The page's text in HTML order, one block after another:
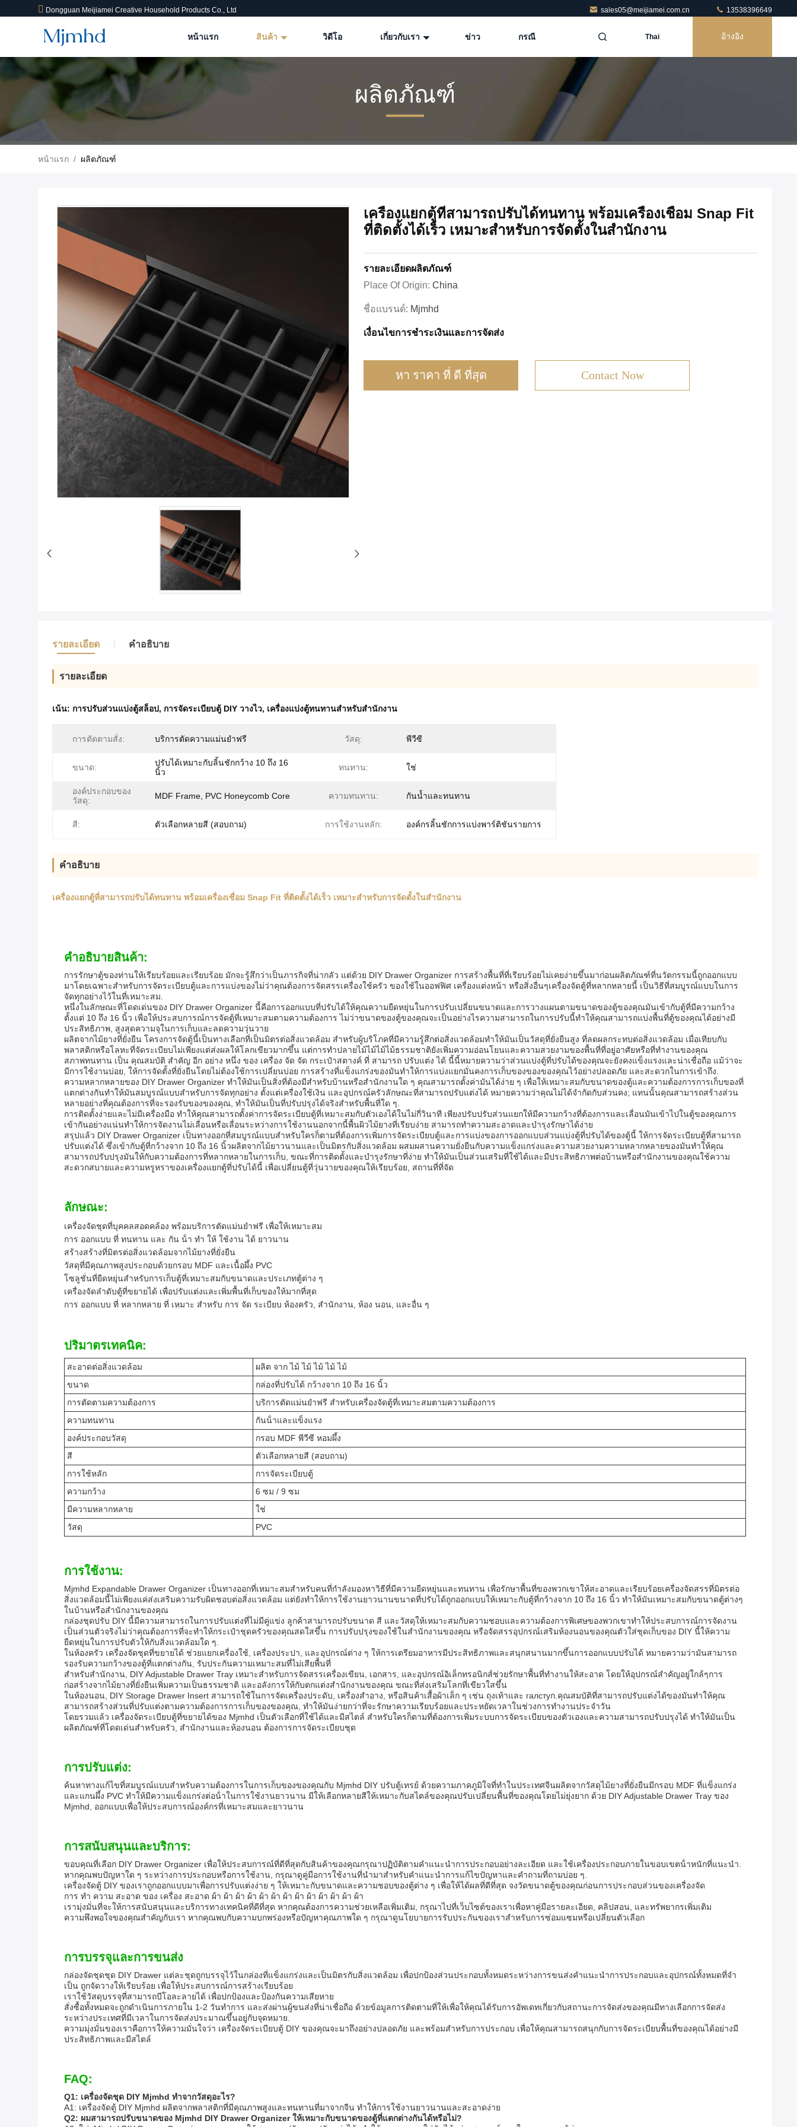
Dongguan Meijiamei Creative Household Products Co., Ltd sales05@meijiamei.com.cn 13538396649
หน้าแรก สินค้า วิดีโอ เกี่ยวกับเรา ข่าว กรณี Thai อ้างอิง
ผลิตภัณฑ์
หน้าแรก / ผลิตภัณฑ์
เครื่องแยกตู้ที่สามารถปรับได้ทนทาน พร้อมเครื่องเชื่อม Snap Fit
ที่ติดตั้งได้เร็ว เหมาะสําหรับการจัดตั้งในสํานักงาน
รายละเอียดผลิตภัณฑ์
Place Of Origin: China
ชื่อแบรนด์: Mjmhd
เงื่อนไขการชําระเงินและการจัดส่ง
หา ราคา ที่ ดี ที่สุด Contact Now
รายละเอียด คําอธิบาย
รายละเอียด
เน้น: การปรับส่วนแบ่งตู้สล็อป, การจัดระเบียบตู้ DIY วางไว, เครื่องแบ่งตู้ทนทานสําหรับสํานักงาน
การตัดตามสั่ง: บริการตัดความแม่นยำฟรี วัสดุ: พีวีซี
ขนาด:
ปรับได้เหมาะกับลิ้นชักกว้าง 10 ถึง 16
นิ้ว
ทนทาน: ใช่
องค์ประกอบของ
วัสดุ:
MDF Frame, PVC Honeycomb Core ความทนทาน: กันน้ำและทนทาน
สี: ตัวเลือกหลายสี (สอบถาม) การใช้งานหลัก: องค์กรลิ้นชักการแบ่งพาร์ติชันรายการ
คําอธิบาย
เครื่องแยกตู้ที่สามารถปรับได้ทนทาน พร้อมเครื่องเชื่อม Snap Fit ที่ติดตั้งได้เร็ว เหมาะสําหรับการจัดตั้งในสํานักงาน
คําอธิบายสินค้า:
การรักษาตู้ของท่านให้เรียบร้อยและเรียบร้อย มักจะรู้สึกว่าเป็นภารกิจที่น่ากลัว แต่ด้วย DIY Drawer Organizer การสร้างพื้นที่ที่เรียบร้อยไม่เคยง่ายขึ้นมาก่อนผลิตภัณฑ์ที่นวัตกรรมนี้ถูกออกแบบ
มาโดยเฉพาะสําหรับการจัดระเบียบตู้และการแบ่งของไม่ว่าคุณต้องการจัดสรรเครื่องใช้ครัว ของใช้ในออฟฟิศ เครื่องแต่งหน้า หรือสิ่งอื่นๆเครื่องจัดตู้ที่หลากหลายนี้ เป็นวิธีที่สมบูรณ์แบบในการ
จัดทุกอย่างไว้ในที่เหมาะสม.
หนึ่งในลักษณะที่โดดเด่นของ DIY Drawer Organizer นี้คือการออกแบบที่ปรับได้ให้คุณความยืดหยุ่นในการปรับเปลี่ยนขนาดและการวางแผนตามขนาดของตู้ของคุณมันเข้ากับตู้ที่มีความกว้าง
ตั้งแต่ 10 ถึง 16 นิ้ว เพื่อให้ประสบการณ์การจัดตู้ที่เหมาะสมตามความต้องการ ไม่ว่าขนาดของตู้ของคุณจะเป็นอย่างไรความสามารถในการปรับนี้ทําให้คุณสามารถแบ่งพื้นที่ตู้ของคุณได้อย่างมี
ประสิทธิภาพ, สูงสุดความจุในการเก็บและลดความวุ่นวาย
ผลิตจากไม้ยางที่ยั่งยืน โครงการจัดตู้นี้เป็นทางเลือกที่เป็นมิตรต่อสิ่งแวดล้อม สําหรับผู้บริโภคที่มีความรู้สึกต่อสิ่งแวดล้อมทําให้มันเป็นวัสดุที่ยั่งยืนสูง ที่ลดผลกระทบต่อสิ่งแวดล้อม เมื่อเทียบกับ
พลาสติกหรือโลหะที่จัดระเบียบไม่เพียงแต่ส่งผลให้โลกเขียวมากขึ้น แต่การทําปลายไม้ไม้ไม้ไม้ธรรมชาติยังเพิ่มความอ่อนโยนและความสวยงามของพื้นที่ที่อยู่อาศัยหรือที่ทํางานของคุณ
สภาพทนทาน เป็น คุณสมบัติ สําคัญ อีก อย่าง หนึ่ง ของ เครื่อง จัด จัด กระเป๋าสตางค์ ที่ สามารถ ปรับแต่ง ได้ นี้นี้หมายความว่าส่วนแบ่งตู้ที่ปรับได้ของคุณจะยังคงแข็งแรงและน่าเชื่อถือ แม้ว่าจะ
มีการใช้งานบ่อย, ให้การจัดตั้งที่ยั่งยืนโดยไม่ต้องใช้การเปลี่ยนบ่อย การสร้างที่แข็งแกร่งของมันทําให้การแบ่งแยกมั่นคงการเก็บของของของคุณไว้อย่างปลอดภัย และสะดวกในการเข้าถึง.
ความหลากหลายของ DIY Drawer Organizer ทําให้มันเป็นสิ่งที่ต้องมีสําหรับบ้านหรือสํานักงานใด ๆ คุณสามารถตั้งค่ามันได้ง่าย ๆ เพื่อให้เหมาะสมกับขนาดของตู้และความต้องการการเก็บของที่
แตกต่างกันทําให้มันสมบูรณ์แบบสําหรับการจัดทุกอย่าง ตั้งแต่เครื่องใช้เงิน และอุปกรณ์ครัวลักษณะที่สามารถปรับแต่งได้ หมายความว่าคุณไม่ได้จํากัดกับส่วนคง; แทนนั้นคุณสามารถสร้างส่วน
หลายอย่างที่คุณต้องการที่จะรองรับของของคุณ, ทําให้มันเป็นที่ปรับปรุงได้จริงสําหรับพื้นที่ใด ๆ.
การติดตั้งง่ายและไม่มีเครื่องมือ ทําให้คุณสามารถตั้งค่าการจัดระเบียบตู้ที่เหมาะสมกับตัวเองได้ในไม่กี่วินาที เพียงปรับปรับส่วนแยกให้มีความกว้างที่ต้องการและเลื่อนมันเข้าไปในตู้ของคุณการ
เข้ากันอย่างแน่นทําให้การจัดงานไม่เลื่อนหรือเลื่อนระหว่างการใช้งานนอกจากนี้พื้นผิวไม้ยางที่เรียบง่าย สามารถทําความสะอาดและบํารุงรักษาได้ง่าย
สรุปแล้ว DIY Drawer Organizer เป็นทางออกที่สมบูรณ์แบบสําหรับใครก็ตามที่ต้องการเพิ่มการจัดระเบียบตู้และการแบ่งของการออกแบบส่วนแบ่งตู้ที่ปรับได้ของตู้นี้ ให้การจัดระเบียบตู้ที่สามารถ
ปรับแต่งได้ ซึ่งเข้ากับตู้ที่กว้างจาก 10 ถึง 16 นิ้วผลิตจากไม้ยาวนานและเป็นมิตรกับสิ่งแวดล้อม ผสมผสานความยั่งยืนกับความแข็งแกร่งและความสวยงามความหลากหลายของมันทําให้คุณ
สามารถปรับปรุงมันให้กับความต้องการที่หลากหลายในการเก็บ, ขณะที่การติดตั้งและบํารุงรักษาที่ง่าย ทําให้มันเป็นส่วนเสริมที่ใช้ได้และมีประสิทธิภาพต่อบ้านหรือสํานักงานของคุณใช้ความ
สะดวกสบายและความหรูหราของเครื่องแยกตู้ที่ปรับได้นี้ เพื่อเปลี่ยนตู้ที่วุ่นวายของคุณให้เรียบร้อย, สถานที่ที่จัด
ลักษณะ:
เครื่องจัดชุดที่บุคคลสอดคล้อง พร้อมบริการตัดแม่นยําฟรี เพื่อให้เหมาะสม
การ ออกแบบ ที่ ทนทาน และ กัน น้ํา ทํา ให้ ใช้งาน ได้ ยาวนาน
สร้างสร้างที่มิตรต่อสิ่งแวดล้อมจากไม้ยางที่ยั่งยืน
วัสดุที่มีคุณภาพสูงประกอบด้วยกรอบ MDF และเนื้อผึ้ง PVC
โซลูชั่นที่ยืดหยุ่นสําหรับการเก็บตู้ที่เหมาะสมกับขนาดและประเภทตู้ต่าง ๆ
เครื่องจัดลําดับตู้ที่ขยายได้ เพื่อปรับแต่งและเพิ่มพื้นที่เก็บของให้มากที่สุด
การ ออกแบบ ที่ หลากหลาย ที่ เหมาะ สําหรับ การ จัด ระเบียบ ห้องครัว, สํานักงาน, ห้อง นอน, และอื่น ๆ
ปริมาตรเทคนิค:
สะอาดต่อสิ่งแวดล้อม
ผลิต จาก ไม้ ไม้ ไม้ ไม้ ไม้
ขนาด
กล่องที่ปรับได้ กว้างจาก 10 ถึง 16 นิ้ว
การตัดตามความต้องการ
บริการตัดแม่นยําฟรี สําหรับเครื่องจัดตู้ที่เหมาะสมตามความต้องการ
ความทนทาน
กันน้ําและแข็งแรง
องค์ประกอบวัสดุ
กรอบ MDF พีวีซี หอมผึ้ง
สี
ตัวเลือกหลายสี (สอบถาม)
การใช้หลัก
การจัดระเบียบตู้
ความกว้าง
6 ซม / 9 ซม
มีความหลากหลาย
ใช่
วัสดุ
PVC
การใช้งาน:
Mjmhd Expandable Drawer Organizer เป็นทางออกที่เหมาะสมสําหรับคนที่กําลังมองหาวิธีที่มีความยืดหยุ่นและทนทาน เพื่อรักษาพื้นที่ของพวกเขาให้สะอาดและเรียบร้อยเครื่องจัดสรรที่มิตรต่อ
สิ่งแวดล้อมนี้ไม่เพียงแค่ส่งเสริมความรับผิดชอบต่อสิ่งแวดล้อม แต่ยังทําให้การใช้งานยาวนานขนาดที่ปรับได้ถูกออกแบบให้เหมาะกับตู้ที่กว้างจาก 10 ถึง 16 นิ้ว ทําให้มันเหมาะสมกับขนาดตู้ต่างๆ
ในบ้านหรือสํานักงานของคุณ
กล่องชุดปรับ DIY นี้มีความสามารถในการปรับแต่งที่ไม่มีคู่แข่ง ลูกค้าสามารถปรับขนาด สี และวัสดุให้เหมาะสมกับความชอบและความต้องการพิเศษของพวกเขาทําให้ประสบการณ์การจัดงาน
เป็นส่วนตัวจริงไม่ว่าคุณต้องการที่จะทําให้กระเป๋าชุดครัวของคุณสดใสขึ้น การปรับปรุงของใช้ในสํานักงานของคุณ หรือจัดสรรอุปกรณ์เสริมห้องนอนของคุณตัวใส่ชุดเก็บของ DIY นี้ให้ความ
ยืดหยุ่นในการปรับตัวให้กับสิ่งแวดล้อมใด ๆ.
ในห้องครัว เครื่องจัดชุดที่ขยายได้ ช่วยแยกเครื่องใช้, เครื่องประปา, และอุปกรณ์ต่าง ๆ ให้การเตรียมอาหารมีประสิทธิภาพและสนุกสนานมากขึ้นการออกแบบปรับได้ หมายความว่ามันสามารถ
รองรับความกว้างของตู้ที่แตกต่างกัน, รับประกันความเหมาะสมที่ไม่เสียพื้นที่
สําหรับสํานักงาน, DIY Adjustable Drawer Tray เหมาะสําหรับการจัดสรรเครื่องเขียน, เอกสาร, และอุปกรณ์อิเล็กทรอนิกส์ช่วยรักษาพื้นที่ทํางานให้สะอาด โดยให้อุปกรณ์สําคัญอยู่ใกล้ๆการ
ก่อสร้างจากไม้ยางที่ยั่งยืนเพิ่มความเป็นธรรมชาติ และอลังการให้กับตกแต่งสํานักงานของคุณ ขณะที่ส่งเสริมโลกที่เขียวใสขึ้น
ในห้องนอน, DIY Storage Drawer Insert สามารถใช้ในการจัดเครื่องประดับ, เครื่องสําอาง, หรือสินค้าเสื้อผ้าเล็ก ๆ เช่น ถุงเท้าและ галстуก.คุณสมบัติที่สามารถปรับแต่งได้ของมันทําให้คุณ
สามารถสร้างส่วนที่ปรับแต่งตามความต้องการการเก็บของของคุณ, ทําให้มันง่ายกว่าที่จะรักษาความเรียบร้อยและประหยัดเวลาในช่วงการทํางานประจําวัน
โดยรวมแล้ว เครื่องจัดระเบียบตู้ที่ขยายได้ของ Mjmhd เป็นตัวเลือกที่ใช้ได้และมีสไตล์ สําหรับใครก็ตามที่ต้องการเพิ่มระบบการจัดระเบียบของตัวเองและความสามารถปรับปรุงได้ ทําให้มันเป็น
ผลิตภัณฑ์ที่โดดเด่นสําหรับครัว, สํานักงานและห้องนอน ต้องการการจัดระเบียบชุด
การปรับแต่ง:
ค้นหาทางแก้ไขที่สมบูรณ์แบบสําหรับความต้องการในการเก็บของของคุณกับ Mjmhd DIY ปรับตู้เทรย์ ด้วยความภาคภูมิใจที่ทําในประเทศจีนผลิตจากวัสดุไม้ยางที่ยั่งยืนมีกรอบ MDF ที่แข็งแกร่ง
และแกนผึ้ง PVC ทําให้มีความแข็งแกร่งต่อน้ําในการใช้งานยาวนาน มีให้เลือกหลายสีให้เหมาะกับสไตล์ของคุณปรับเปลี่ยนพื้นที่ของคุณโดยไม่ยุ่งยาก ด้วย DIY Adjustable Drawer Tray ของ
Mjmhd, ออกแบบเพื่อให้ประสบการณ์องค์กรที่เหมาะสมและยาวนาน
การสนับสนุนและบริการ:
ขอบคุณที่เลือก DIY Drawer Organizer เพื่อให้ประสบการณ์ที่ดีที่สุดกับสินค้าของคุณกรุณาปฏิบัติตามคําแนะนําการประกอบอย่างละเอียด และใช้เครื่องประกอบภายในขอบเขตน้ําหนักที่แนะนํา.
หากคุณพบปัญหาใด ๆ ระหว่างการประกอบหรือการใช้งาน, กรุณาดูคู่มือการใช้งานที่นํามาสําหรับคําแนะนําการแก้ไขปัญหาและคําถามที่ถามบ่อย ๆ.
เครื่องจัดตู้ DIY ของเราถูกออกแบบมาเพื่อการปรับแต่งง่าย ๆ ให้เหมาะกับขนาดและความชอบของตู้ต่าง ๆ เพื่อให้ได้ผลที่ดีที่สุด จงวัดขนาดตู้ของคุณก่อนการประกอบส่วนของเครื่องจัด
การ ทํา ความ สะอาด ของ เครื่อง สะอาด ผ้า ผ้า ผ้า ผ้า ผ้า ผ้า ผ้า ผ้า ผ้า ผ้า ผ้า ผ้า ผ้า
เรามุ่งมั่นที่จะให้การสนับสนุนและบริการทางเทคนิคที่ดีที่สุด หากคุณต้องการความช่วยเหลือเพิ่มเติม, กรุณาไปที่เว็บไซต์ของเราเพื่อหาคู่มือรายละเอียด, คลิปสอน, และทรัพยากรเพิ่มเติม
ความพึงพอใจของคุณสําคัญกับเรา หากคุณพบกับความบกพร่องหรือปัญหาคุณภาพใด ๆ กรุณาดูนโยบายการรับประกันของเราสําหรับการซ่อมแซมหรือเปลี่ยนตัวเลือก
การบรรจุและการขนส่ง
กล่องจัดชุดชุด DIY Drawer แต่ละชุดถูกบรรจุไว้ในกล่องที่แข็งแกร่งและเป็นมิตรกับสิ่งแวดล้อม เพื่อปกป้องส่วนประกอบทั้งหมดระหว่างการขนส่งคําแนะนําการประกอบและอุปกรณ์ทั้งหมดที่จํา
เป็น ถูกจัดวางให้เรียบร้อย เพื่อให้ประสบการณ์การสร้างเรียบร้อย
เราใช้วัสดุบรรจุที่สามารถบีโอละลายได้ เพื่อปกป้องและป้องกันความเสียหาย
สั่งซื้อทั้งหมดจะถูกดําเนินการภายใน 1-2 วันทําการ และส่งผ่านผู้ขนส่งที่น่าเชื่อถือ ด้วยข้อมูลการติดตามที่ให้เพื่อให้คุณได้รับการอัพเดทเกี่ยวกับสถานะการจัดส่งของคุณมีทางเลือกการจัดส่ง
ระหว่างประเทศที่มีเวลาในการจัดส่งประมาณขึ้นอยู่กับจุดหมาย.
ความมุ่งมั่นของเราคือการให้ความมั่นใจว่า เครื่องจัดระเบียบตู้ DIY ของคุณจะมาถึงอย่างปลอดภัย และพร้อมสําหรับการประกอบ เพื่อให้คุณสามารถสนุกกับการจัดระเบียบพื้นที่ของคุณได้อย่างมี
ประสิทธิภาพและมีสไตล์
FAQ:
Q1: เครื่องจัดชุด DIY Mjmhd ทําจากวัสดุอะไร?
A1: เครื่องจัดตู้ DIY Mjmhd ผลิตจากพลาสติกที่มีคุณภาพสูงและทนทานที่มาจากจีน ทําให้การใช้งานยาวนานและสะอาดง่าย
Q2: ผมสามารถปรับขนาดของ Mjmhd DIY Drawer Organizer ให้เหมาะกับขนาดของตู้ที่แตกต่างกันได้หรือไม่?